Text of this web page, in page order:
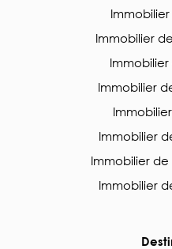
Immobilier
Immobilier
Immobilier
Immobilier
Immobilier